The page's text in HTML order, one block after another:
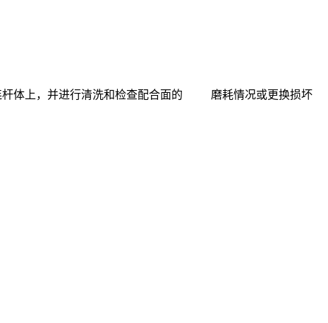
杆体上，并进行清洗和检查配合面的 磨耗情况或更换损坏